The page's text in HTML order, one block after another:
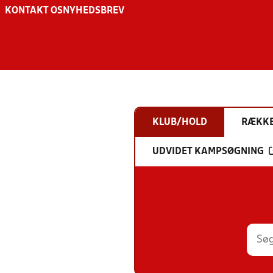
KONTAKT OS NYHEDSBREV
KLUB/HOLD
UDVIDET KAMPSØGNING